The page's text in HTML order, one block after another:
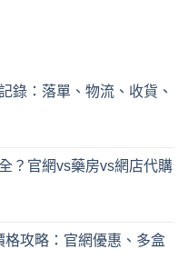
錄：落單、物流、收貨、
？官網vs藥房vs網店代購
攻略：官網優惠、多盒